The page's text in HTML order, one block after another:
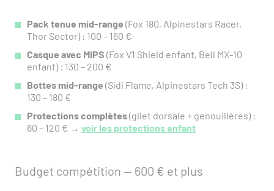
Pack tenue mid-range (Fox 180, Alpinestars Racer,
Thor Sector) : 100 – 160 €
Casque avec MIPS (Fox V1 Shield enfant, Bell MX-10
enfant) : 130 – 200 €
Bottes mid-range (Sidi Flame, Alpinestars Tech 3S) :
130 – 180 €
Protections complètes(gilet dorsale + genouillères) :
60 – 120 € → voir les protections enfant
Budget compétition — 600 € et plus